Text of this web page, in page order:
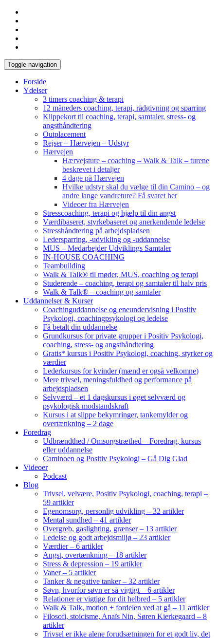
Toggle navigation
Forside
Ydelser
3 timers coaching & terapi
12 måneders coaching, terapi, rådgivning og sparring
Klippekort til coaching, terapi, samtaler, stress- og
angsthåndtering
Outplacement
Rejser – Hærvejen – Udstyr
Hærvejen
Hærvejsture – coaching – Walk & Talk – turene
beskrevet i detaljer
4 dage på Hærvejen
Hvilke udstyr skal du vælge til din Camino – og
andre lange vandreture? Få svaret her
Videoer fra Hærvejen
Stresscoaching, terapi og hjælp til din angst
Værdibaseret, styrkebaseret og anerkendende ledelse
Stresshåndtering på arbejdspladsen
Ledersparring, -udvikling og -uddannelse
MUS – Medarbejder Udviklings Samtaler
IN-HOUSE COACHING
Teambuilding
Walk & Talk® til møder, MUS, coaching og terapi
Studerende – coaching, terapi og samtaler til halv pris
Walk & Talk® – coaching og samtaler
Uddannelser & Kurser
Coachinguddannelse og eneundervisning i Positiv
Psykologi, coachingpsykologi og ledelse
Få betalt din uddannelse
Grundkursus for private grupper i Positiv Psykologi,
coaching, stress- og angsthåndtering
Gratis* kursus i Positiv Psykologi, coaching, styrker og
værdier
Lederkursus for kvinder (mænd er også velkomne)
Mere trivsel, meningsfuldhed og performance på
arbejdspladsen
Selvværd – et 1 dagskursus i øget selvværd og
psykologisk modstandskraft
Kursus i at slippe bekymringer, tankemylder og
overtænkning – 2 dage
Foredrag
Udbrændthed / Omsorgstræthed – Foredrag, kursus
eller uddannelse
Caminoen og Positiv Psykologi – Gå Dig Glad
Videoer
Podcast
Blog
Trivsel, velvære, Positiv Psykologi, coaching, terapi –
59 artikler
Egenomsorg, personlig udvikling – 32 artikler
Mental sundhed – 41 artikler
Overgreb, gaslighting, grænser – 13 artikler
Ledelse og godt arbejdsmiljø – 23 artikler
Værdier – 6 artikler
Angst, overtænkning – 18 artikler
Stress & depression – 19 artikler
Vaner – 5 artikler
Tanker & negative tanker – 32 artikler
Søvn, hvorfor søvn er så vigtigt – 6 artikler
Relationer er vigtige for dit helbred – 5 artikler
Walk & Talk, motion + fordelen ved at gå – 11 artikler
Filosofi, stoicisme, Anaïs Nin, Søren Kierkegaard – 8
artikler
Trivsel er ikke alene forudsætningen for et godt liv, det